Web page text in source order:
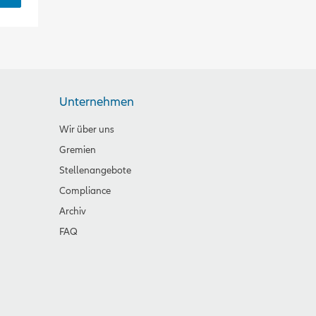
Unternehmen
Wir über uns
Gremien
Stellenangebote
Compliance
Archiv
FAQ